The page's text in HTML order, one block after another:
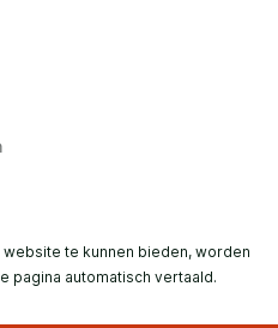
te kunnen bieden, worden
pagina automatisch vertaald.